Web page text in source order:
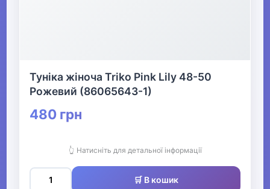
Туніка жіноча Triko Pink Lily 48-50
Рожевий (86065643-1)
480 грн
👆 Натисніть для детальної інформації
🛒 В кошик